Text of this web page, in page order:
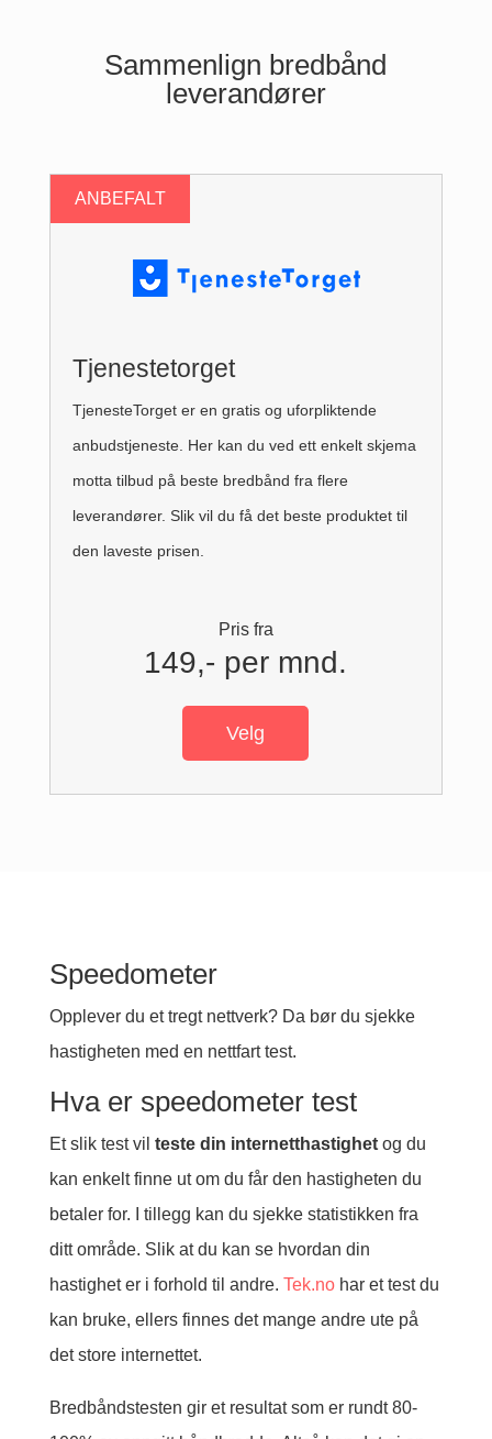
Sammenlign bredbånd
leverandører
Tjenestetorget
TjenesteTorget er en gratis og uforpliktende
anbudstjeneste. Her kan du ved ett enkelt skjema
motta tilbud på beste bredbånd fra flere
leverandører. Slik vil du få det beste produktet til
den laveste prisen.
Pris fra
149,- per mnd.
Velg
Speedometer
Opplever du et tregt nettverk? Da bør du sjekke
hastigheten med en nettfart test.
Hva er speedometer test
Et slik test vil teste din internetthastighetog du
kan enkelt finne ut om du får den hastigheten du
betaler for. I tillegg kan du sjekke statistikken fra
ditt område. Slik at du kan se hvordan din
hastighet er i forhold til andre. Tek.nohar et test du
kan bruke, ellers finnes det mange andre ute på
det store internettet.
Bredbåndstesten gir et resultat som er rundt 80-